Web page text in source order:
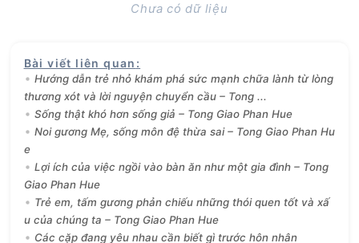
Chưa có dữ liệu
Bài viết liên quan :
Hướng dẫn trẻ nhỏ khám phá sức mạnh chữa lành từ lòng
thương xót và lời nguyện chuyển cầu – Tong ...
Sống thật khó hơn sống giả – Tong Giao Phan Hue
Noi gương Mẹ, sống môn đệ thừa sai – Tong Giao Phan Hu
e
Lợi ích của việc ngồi vào bàn ăn như một gia đình – Tong
Giao Phan Hue
Trẻ em, tấm gương phản chiếu những thói quen tốt và xấ
u của chúng ta – Tong Giao Phan Hue
Các cặp đang yêu nhau cần biết gì trước hôn nhân